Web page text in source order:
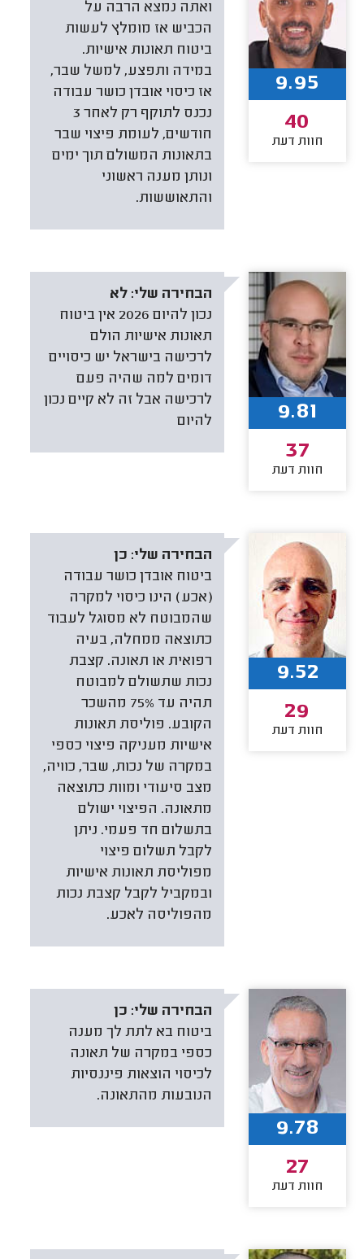
ואתה נמצא הרבה על
הכביש אז מומלץ לעשות
ביטוח תאונות אישיות.
במידה ותפצע, למשל שבר,
אז כיסוי אובדן כושר עבודה
נכנס לתוקף רק לאחר 3
חודשים, לעומת פיצוי שבר
בתאונות המשולם תוך ימים
ונותן מענה ראשוני
והתאוששות.
9.95
40
חוות דעת
הבחירה שלי: לא
נכון להיום 2026 אין ביטוח
תאונות אישיות הולם
לרכישה בישראל יש כיסויים
דומים למה שהיה פעם
לרכישה אבל זה לא קיים נכון
להיום
9.81
37
חוות דעת
הבחירה שלי: כן
ביטוח אובדן כושר עבודה
(אכע) הינו כיסוי למקרה
שהמבוטח לא מסוגל לעבוד
כתוצאה ממחלה, בעיה
רפואית או תאונה. קצבת
נכות שתשולם למבוטח
תהיה עד 75% מהשכר
הקובע. פוליסת תאונות
אישיות מעניקה פיצוי כספי
במקרה של נכות, שבר, כוויה,
מצב סיעודי ומוות כתוצאה
מתאונה. הפיצוי ישולם
בתשלום חד פעמי. ניתן
לקבל תשלום פיצוי
מפוליסת תאונות אישיות
ובמקביל לקבל קצבת נכות
מהפוליסה לאכע.
9.52
29
חוות דעת
הבחירה שלי: כן
ביטוח בא לתת לך מענה
כספי במקרה של תאונה
לכיסוי הוצאות פיננסיות
הנובעות מהתאונה.
9.78
27
חוות דעת